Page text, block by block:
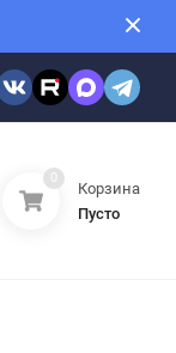
0
Корзина
Пусто